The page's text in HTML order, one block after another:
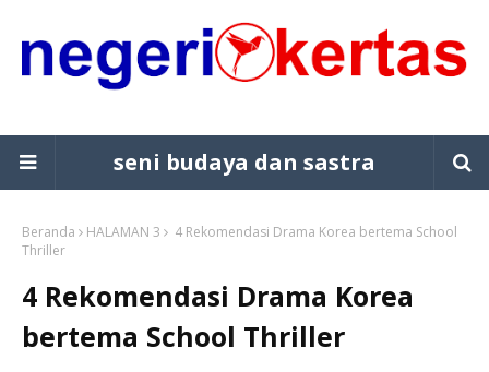
seni budaya dan sastra
Beranda HALAMAN 3
4 Rekomendasi Drama Korea bertema School
Thriller
4 Rekomendasi Drama Korea
bertema School Thriller